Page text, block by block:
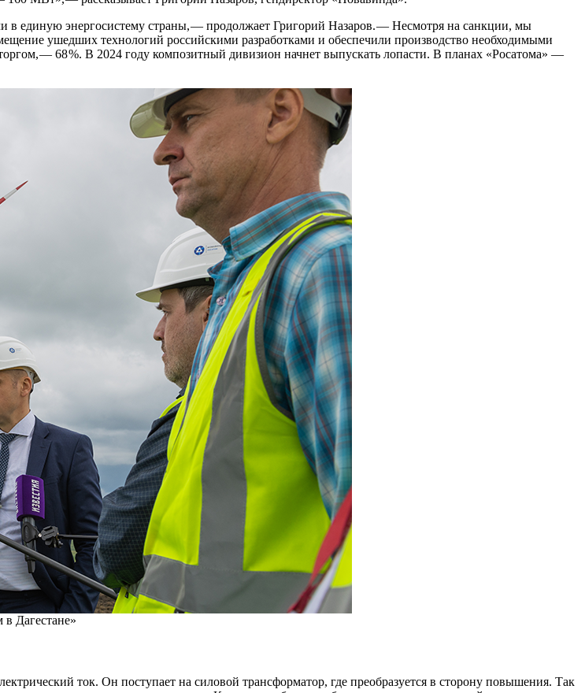
единую энергосистему страны, — ​продолжает Григорий Назаров. — ​Несмотря на санкции, мы
ушедших технологий российскими разработками и обеспечили производство необходимыми
— 68 %. В 2024 году композитный дивизион начнет выпускать лопасти. В планах «Росатома» —
Дагестане»
ток. Он поступает на силовой трансформатор, где преобразуется в сторону повышения. Так